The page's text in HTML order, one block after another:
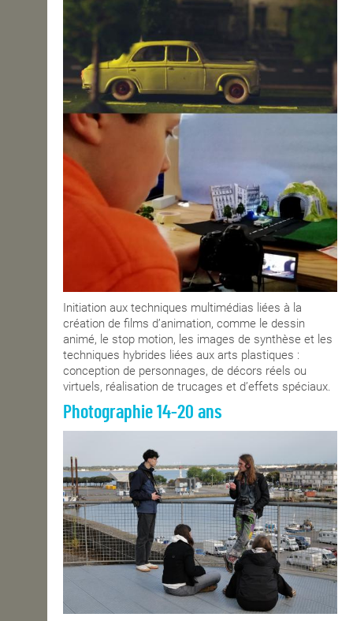
Initiation aux techniques multimédias liées à la
création de films d’animation, comme le dessin
animé, le stop motion, les images de synthèse et les
techniques hybrides liées aux arts plastiques :
conception de personnages, de décors réels ou
virtuels, réalisation de trucages et d’effets spéciaux.
Photographie 14-20 ans